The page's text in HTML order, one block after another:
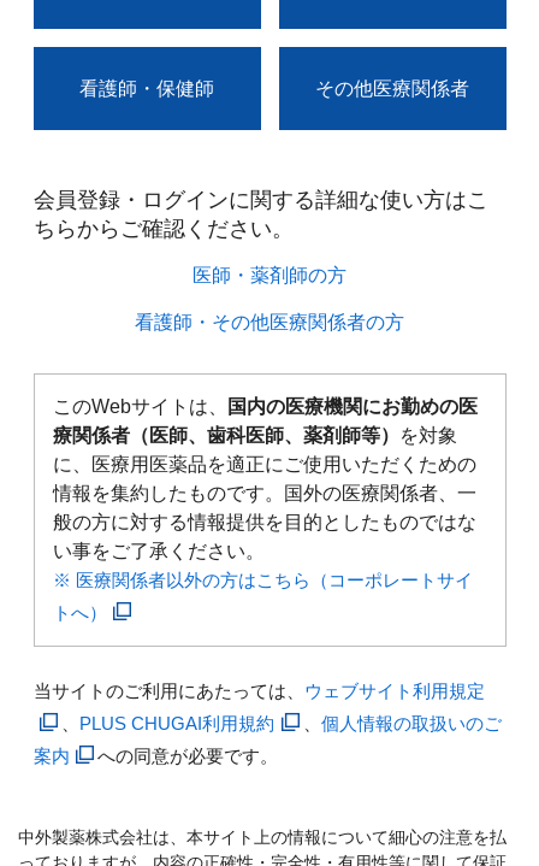
看護師・保健師 その他医療関係者
会員登録・ログインに関する詳細な使い方はこ
ちらからご確認ください。​
医師・薬剤師の方​
看護師・その他医療関係者の方​
このWebサイトは、
国内の医療機関にお勤めの医
療関係者（医師、歯科医師、薬剤師等）
を対象
に、医療用医薬品を適正にご使用いただくための
情報を集約したものです。国外の医療関係者、一
般の方に対する情報提供を目的としたものではな
い事をご了承ください。
※ 医療関係者以外の方はこちら（コーポレートサイ
トへ）
当サイトのご利用にあたっては、 ウェブサイト利用規定
PLUS CHUGAI利用規約
個人情報の取扱いのご
案内
への同意が必要です。
中外製薬株式会社は、本サイト上の情報について細心の注意を払
っておりますが、内容の正確性・完全性・有用性等に関して保証